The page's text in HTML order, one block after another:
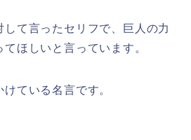
て言ったセリフで、巨人の力
ほしいと言っています。
ている名言です。